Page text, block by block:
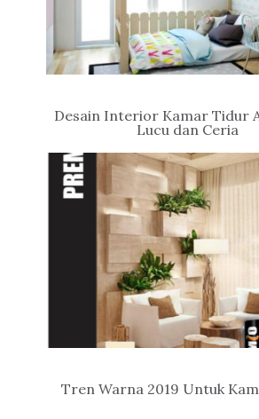
Desain Interior Kamar Tidur
Lucu dan Ceria
Tren Warna 2019 Untuk